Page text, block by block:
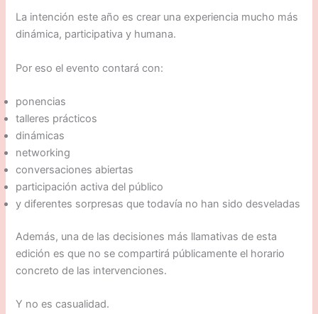
La intención este año es crear una experiencia mucho más
dinámica, participativa y humana.
Por eso el evento contará con:
ponencias
talleres prácticos
dinámicas
networking
conversaciones abiertas
participación activa del público
y diferentes sorpresas que todavía no han sido desveladas
Además, una de las decisiones más llamativas de esta
edición es que no se compartirá públicamente el horario
concreto de las intervenciones.
Y no es casualidad.